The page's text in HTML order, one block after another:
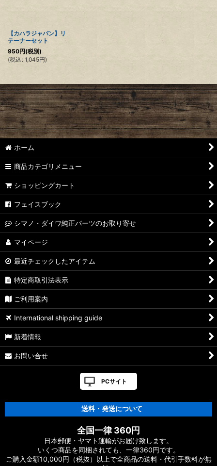
【カハラジャパン】リ
テーナーセット
950円(税別)
(税込 : 1,045円)
ホーム
商品カテゴリメニュー
ショッピングカート
フェイスブック
シマノ・ダイワ純正パーツのお取り寄せ
マイページ
最近チェックしたアイテム
特定商取引法表示
ご利用案内
International shipping guide
新着情報
お問い合せ
PCサイト
送料・発送について
全国一律 360円
日本郵便・ヤマト運輸がお届け致します。
いくつ商品を同梱されても、一律360円です。
ご購入金額10,000円（税抜）以上で全商品の送料・代引手数料が無